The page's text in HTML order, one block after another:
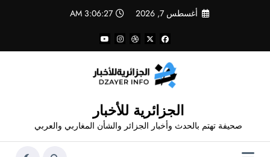
أغسطس 7, 2026 3:06:28 AM
الجزائرية للأخبار
صحيفة تهتم بالحدث وأخبار الجزائر والشأن المغاربي والعربي